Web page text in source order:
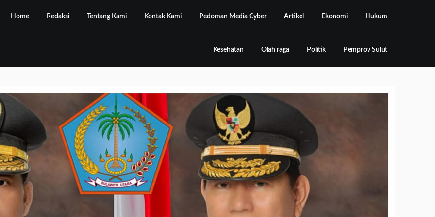
Home Redaksi Tentang Kami Kontak Kami Pedoman Media Cyber Artikel Ekonomi Hukum
Kesehatan Olah raga Politik Pemprov Sulut